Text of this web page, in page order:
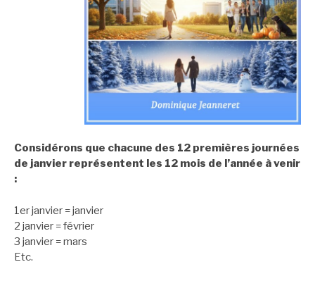
Considérons que chacune des 12 premières journées
de janvier représentent les 12 mois de l’année à venir
:
1er janvier = janvier
2 janvier = février
3 janvier = mars
Etc.